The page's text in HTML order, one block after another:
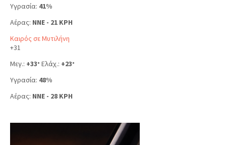
Υγρασία: 41%
Αέρας: NNE - 21 KPH
Καιρός σε Μυτιλήνη
+31
Μεγ.: +33° Ελάχ.: +23°
Υγρασία: 48%
Αέρας: NNE - 28 KPH